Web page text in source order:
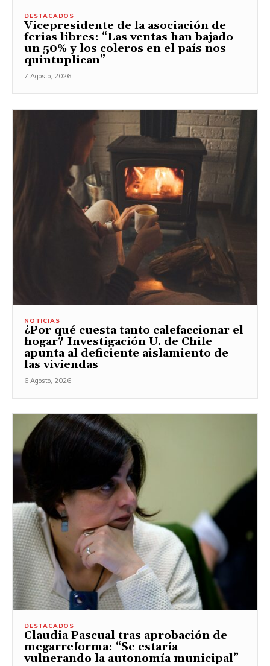
DESTACADOS
Vicepresidente de la asociación de
ferias libres: “Las ventas han bajado
un 50% y los coleros en el país nos
quintuplican”
7 Agosto, 2026
NOTICIAS
¿Por qué cuesta tanto calefaccionar el
hogar? Investigación U. de Chile
apunta al deficiente aislamiento de
las viviendas
6 Agosto, 2026
DESTACADOS
Claudia Pascual tras aprobación de
megarreforma: “Se estaría
vulnerando la autonomía municipal”